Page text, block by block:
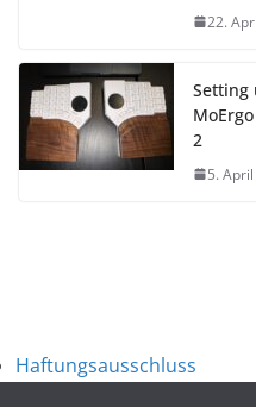
22.
Setting
2
5.
Haftungsausschluss